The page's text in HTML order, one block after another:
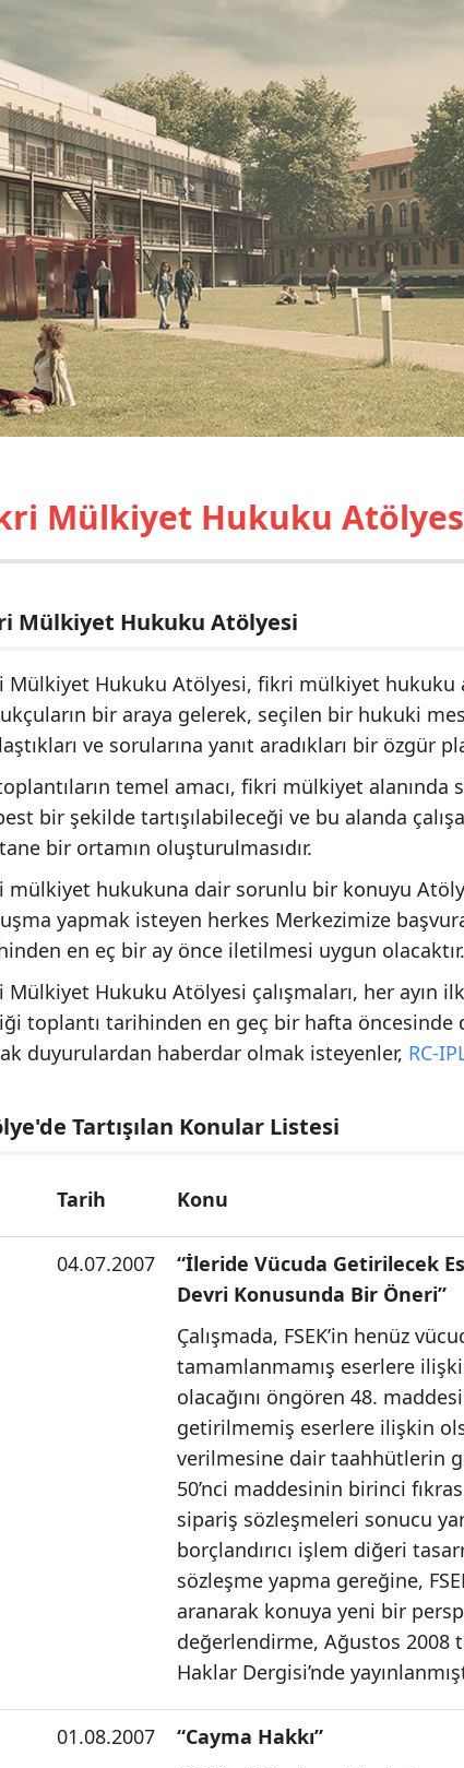
Mülkiyet Hukuku
Mülkiyet Hukuku Atölyesi
Mülkiyet Hukuku Atölyesi, fikri mülkiyet hukuku
bir araya gelerek, seçilen bir hukuki
ve sorularına yanıt aradıkları bir özgür
temel amacı, fikri mülkiyet
bir şekilde tartışılabileceği ve bu alanda
bir ortamın oluşturulmasıdır.
mülkiyet hukukuna dair sorunlu bir konuyu
yapmak isteyen herkes Merkezimize
en eç bir ay önce iletilmesi uygun olacaktır.
Mülkiyet Hukuku Atölyesi çalışmaları, her ayın
toplantı tarihinden en geç bir hafta
duyurulardan haberdar olmak isteyenler, RC-
Tartışılan Konular Listesi
Tarih Konu
04.07.2007
“İleride Vücuda Getirilecek
Devri Konusunda Bir Öneri”
Çalışmada, FSEK’in henüz
tamamlanmamış eserlere
olacağını öngören 48.
getirilmemiş eserlere ilişkin
verilmesine dair taahhütlerin
50’nci maddesinin birinci
sipariş sözleşmeleri sonucu
borçlandırıcı işlem diğeri
sözleşme yapma gereğine,
aranarak konuya yeni bir
değerlendirme, Ağustos 2008
Haklar Dergisi’nde
01.08.2007
“Cayma Hakkı”